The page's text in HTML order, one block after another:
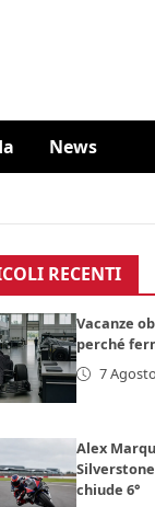
News
RECENTI
Vacanze
perché
7
Alex
chiude 6°